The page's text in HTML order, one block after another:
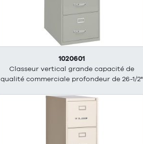
1020601
Classeur vertical grande capacité de
qualité commerciale profondeur de 26-1/2"